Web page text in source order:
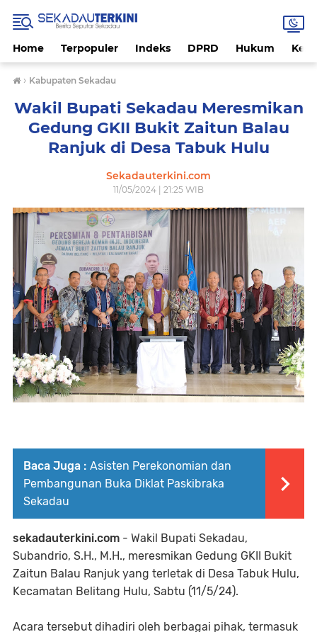
Home Terpopuler Indeks DPRD Hukum
› Kabupaten Sekadau
Wakil Bupati Sekadau Meresmikan
Gedung GKII Bukit Zaitun Balau
Ranjuk di Desa Tabuk Hulu
Sekadauterkini.com
11/05/2024 | 21:25 WIB
Baca Juga : Asisten Perekonomian dan
Pembangunan Buka Diklat Paskibraka
Sekadau
sekadauterkini.com - Wakil Bupati Sekadau,
Subandrio, S.H., M.H., meresmikan Gedung GKII Bukit
Zaitun Balau Ranjuk yang terletak di Desa Tabuk Hulu,
Kecamatan Belitang Hulu, Sabtu (11/5/24).
Acara tersebut dihadiri oleh berbagai pihak, termasuk